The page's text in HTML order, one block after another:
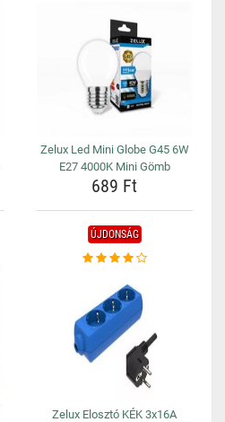
Zelux Led Mini Globe G45 6W
E27 4000K Mini Gömb
689 Ft
ÚJDONSÁG
Zelux Elosztó KÉK 3x16A